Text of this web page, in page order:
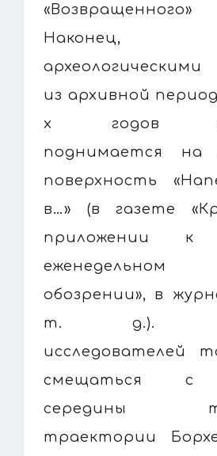
Наконец,
из архивной
х годов
поднимается на
поверхность
в…» (в газете
приложении
еженедельном
обозрении», в
т. д.).
исследователей
смещаться с
середины
траектории